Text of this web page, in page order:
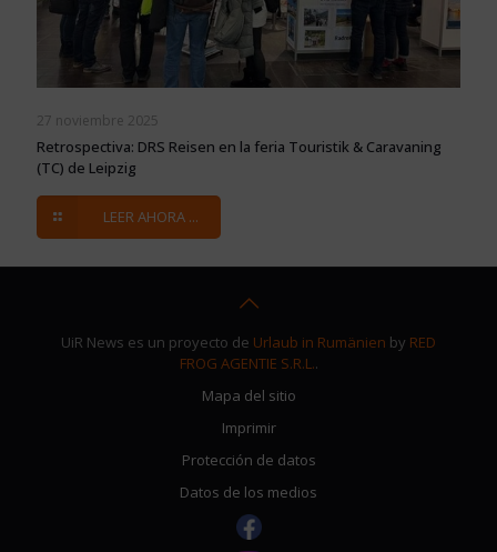
27 noviembre 2025
Retrospectiva: DRS Reisen en la feria Touristik & Caravaning
(TC) de Leipzig
LEER AHORA ...
UiR News es un proyecto de Urlaub in Rumänien by RED
FROG AGENTIE S.R.L..
Mapa del sitio
Imprimir
Protección de datos
Datos de los medios